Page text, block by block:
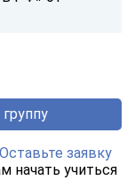
Оставьте заявку
учиться